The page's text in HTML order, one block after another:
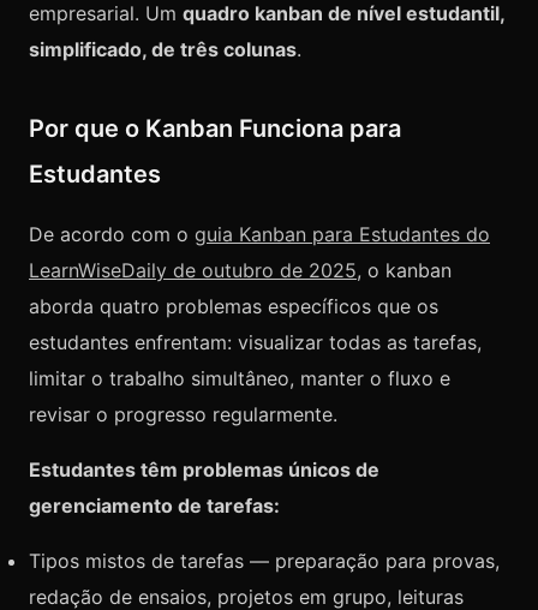
empresarial. Um quadro kanban de nível estudantil,
simplificado, de três colunas.
Por que o Kanban Funciona para
Estudantes
De acordo com o guia Kanban para Estudantes do
LearnWiseDaily de outubro de 2025, o kanban
aborda quatro problemas específicos que os
estudantes enfrentam: visualizar todas as tarefas,
limitar o trabalho simultâneo, manter o fluxo e
revisar o progresso regularmente.
Estudantes têm problemas únicos de
gerenciamento de tarefas:
Tipos mistos de tarefas — preparação para provas,
redação de ensaios, projetos em grupo, leituras